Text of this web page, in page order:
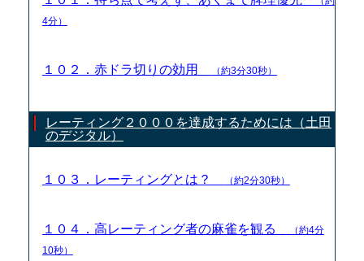
4分）
１０２．赤ドラ切りの効用 （約3分30秒）
レーティング２０００を達成するためには（土田
のデジタル）
１０３．レーティングとは？ （約2分30秒）
１０４．高レーティング者の麻雀を観る
（約4分
10秒）